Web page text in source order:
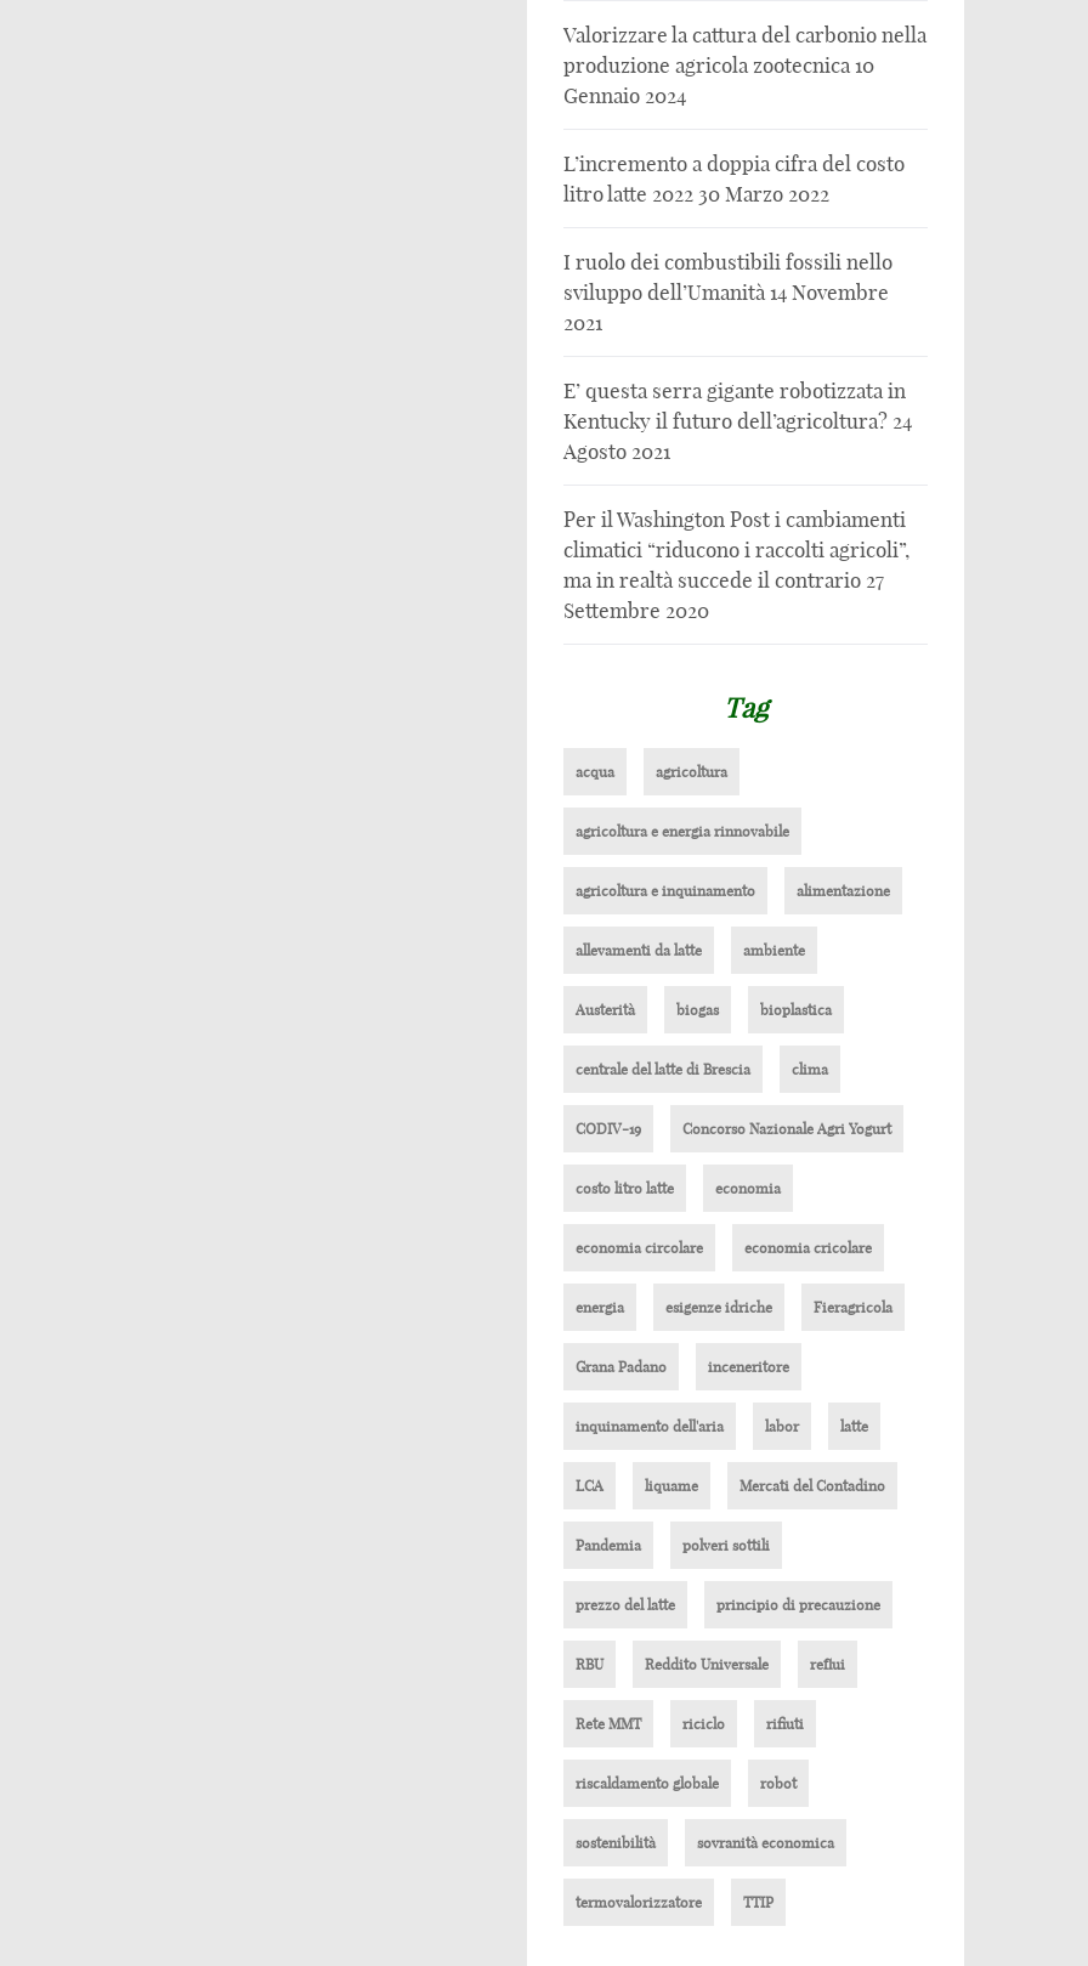
Valorizzare la cattura del carbonio nella
produzione agricola zootecnica 10
Gennaio 2024
L’incremento a doppia cifra del costo
litro latte 2022 30 Marzo 2022
I ruolo dei combustibili fossili nello
sviluppo dell’Umanità 14 Novembre
2021
E’ questa serra gigante robotizzata in
Kentucky il futuro dell’agricoltura? 24
Agosto 2021
Per il Washington Post i cambiamenti
climatici “riducono i raccolti agricoli”,
ma in realtà succede il contrario 27
Settembre 2020
Tag
acqua agricoltura
agricoltura e energia rinnovabile
agricoltura e inquinamento alimentazione
allevamenti da latte ambiente
Austerità biogas bioplastica
centrale del latte di Brescia clima
CODIV-19 Concorso Nazionale Agri Yogurt
costo litro latte economia
economia circolare economia cricolare
energia esigenze idriche Fieragricola
Grana Padano inceneritore
inquinamento dell'aria labor latte
LCA liquame Mercati del Contadino
Pandemia polveri sottili
prezzo del latte principio di precauzione
RBU Reddito Universale reflui
Rete MMT riciclo rifiuti
riscaldamento globale robot
sostenibilità sovranità economica
termovalorizzatore TTIP